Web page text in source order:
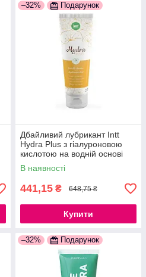
–32% Подарунок
Дбайливий лубрикант Intt
Hydra Plus з гіалуроновою
кислотою на водній основі
(100 мл) 777Store.com.ua
В наявності
441,15 ₴ 648,75 ₴
Купити
–32% Подарунок